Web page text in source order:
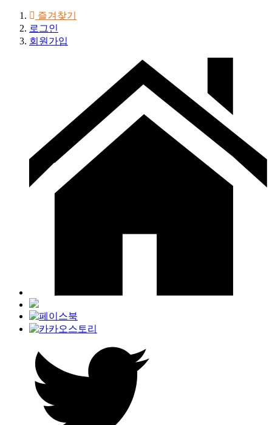
즐겨찾기
로그인
회원가입